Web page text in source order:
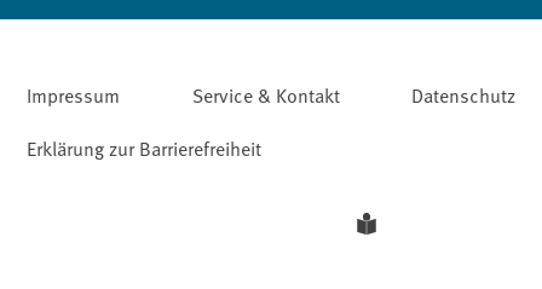
Impressum Service & Kontakt
Datenschutz
Erklärung zur Barrierefreiheit